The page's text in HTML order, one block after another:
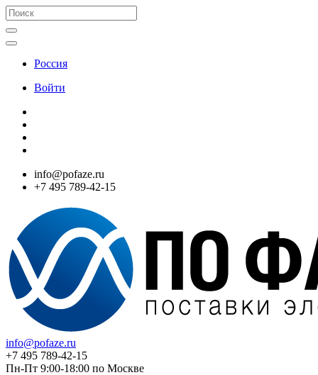
Россия
Войти
info@pofaze.ru
+7 495 789-42-15
info@pofaze.ru
+7 495 789-42-15
Пн-Пт 9:00-18:00 по Москве